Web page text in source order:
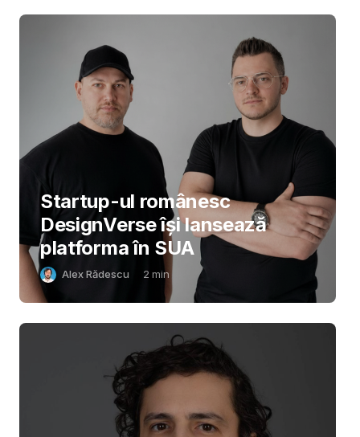
Startup-ul românesc
DesignVerse își lansează
platforma în SUA
Alex Rădescu 2 min